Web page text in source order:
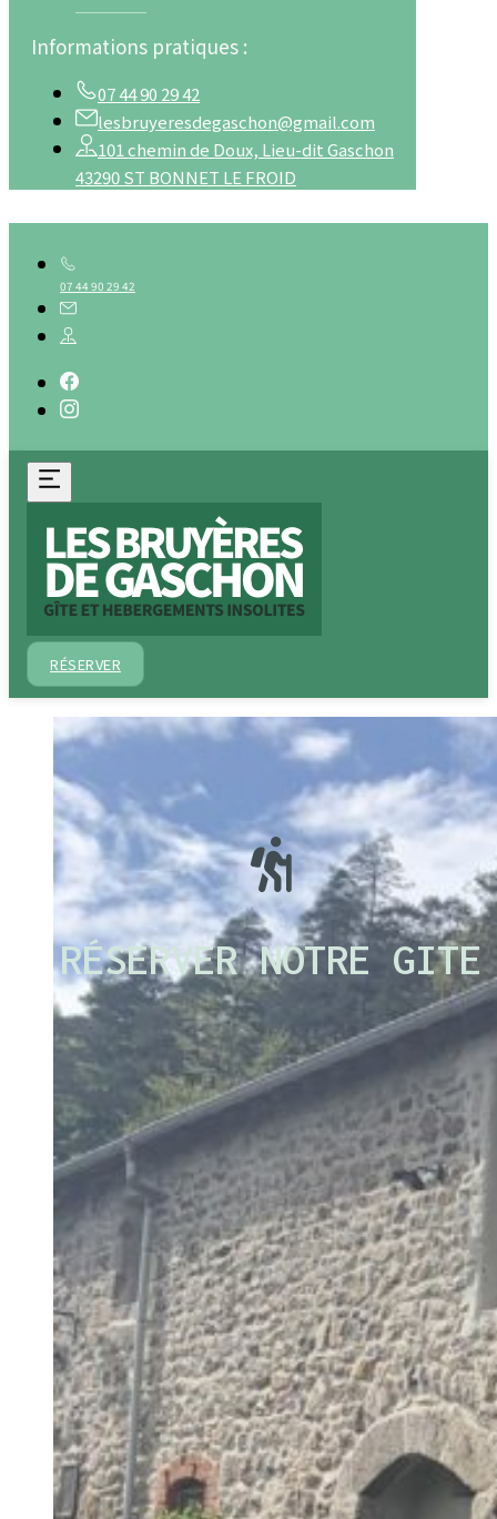
Informations pratiques :
07 44 90 29 42
lesbruyeresdegaschon@gmail.com
101 chemin de Doux, Lieu-dit Gaschon
43290 ST BONNET LE FROID
07 44 90 29 42
RÉSERVER
RÉSERVER NOTRE GITE